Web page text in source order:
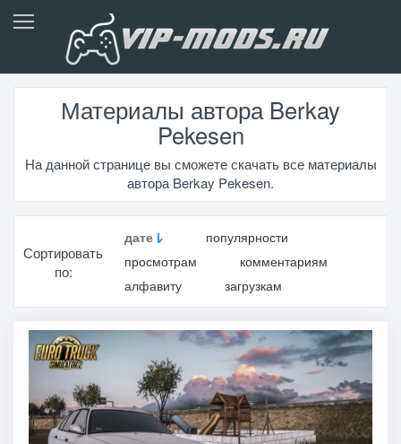
Материалы автора Berkay
Pekesen
На данной странице вы сможете скачать все материалы
автора Berkay Pekesen.
Сортировать
по:
дате
популярности
просмотрам
комментариям
алфавиту
загрузкам